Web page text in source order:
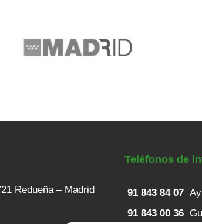
Redueña – Madrid
Teléfonos de
91 843 84 07
91 843 00 36